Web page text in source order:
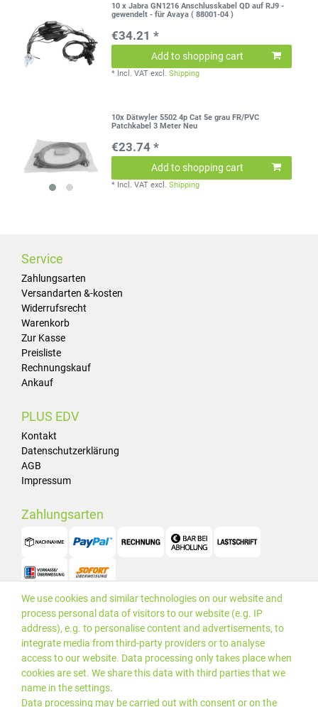
10 x Jabra GN1216 Anschlusskabel QD auf RJ9 -
gewendelt - für Avaya ( 88001-04 )
€34.21 *
Add to shopping cart
* Incl. VAT excl.Shipping
10x Dätwyler 5502 4p Cat 5e grau FR/PVC
Patchkabel 3 Meter Neu
€23.74 *
Add to shopping cart
* Incl. VAT excl.Shipping
Service
Zahlungsarten
Versandarten &-kosten
Widerrufsrecht
Warenkorb
Zur Kasse
Preisliste
Rechnungskauf
Ankauf
PLUS EDV
Kontakt
Datenschutzerklärung
AGB
Impressum
Zahlungsarten
Versand
We use cookies and similar technologies on our website and
process personal data of visitors to our website (e.g. IP
address), e.g. to personalise content and advertisements, to
integrate media from third-party providers or to analyse
access to our website. Data processing only takes place when
cookies are set. We share this data with third parties that we
name in the settings.
Data processing may be carried out with consent or on the